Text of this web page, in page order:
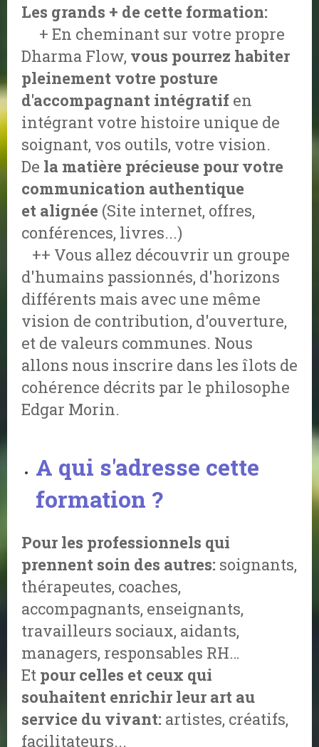
Les grands + de cette formation:
+ En cheminant sur votre propre
Dharma Flow, vous pourrez habiter
pleinement votre posture
d'accompagnant intégratif en
intégrant votre histoire unique de
soignant, vos outils, votre vision.
De la matière précieuse pour votre
communication authentique
et alignée (Site internet, offres,
conférences, livres...)
++ Vous allez découvrir un groupe
d'humains passionnés, d'horizons
différents mais avec une même
vision de contribution, d'ouverture,
et de valeurs communes. Nous
allons nous inscrire dans les îlots de
cohérence décrits par le philosophe
Edgar Morin.
A qui s'adresse cette
formation ?
Pour les professionnels qui
prennent soin des autres: soignants,
thérapeutes, coaches,
accompagnants, enseignants,
travailleurs sociaux, aidants,
managers, responsables RH…
Et pour celles et ceux qui
souhaitent enrichir leur art au
service du vivant: artistes, créatifs,
facilitateurs...